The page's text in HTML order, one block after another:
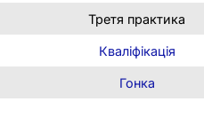
Третя практика
Кваліфікація
Гонка